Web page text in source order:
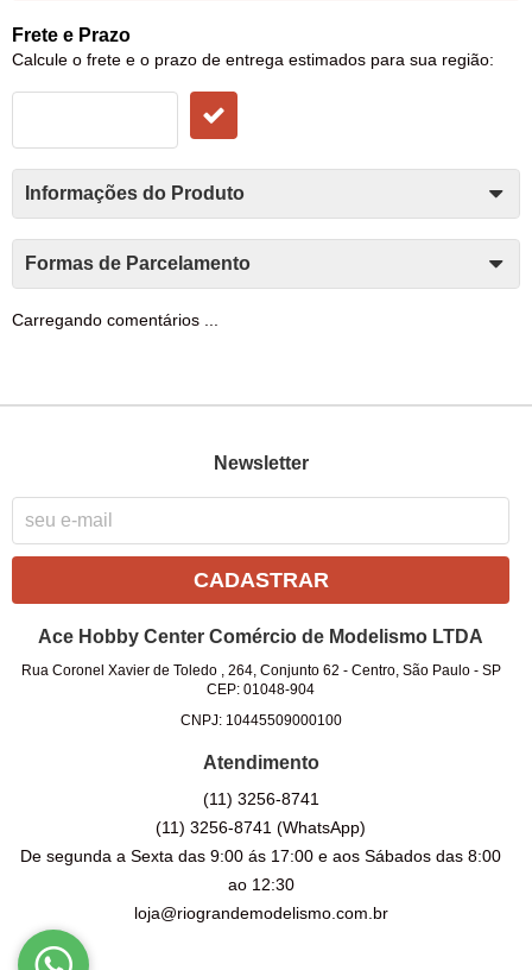
Frete e Prazo
Calcule o frete e o prazo de entrega estimados para sua região:
Informações do Produto
Formas de Parcelamento
Carregando comentários ...
Newsletter
CADASTRAR
Ace Hobby Center Comércio de Modelismo LTDA
Rua Coronel Xavier de Toledo , 264, Conjunto 62 - Centro, São Paulo- SP
CEP: 01048-904
CNPJ: 10445509000100
Atendimento
(11) 3256-8741
(11) 3256-8741(WhatsApp)
De segunda a Sexta das 9:00 ás 17:00 e aos Sábados das 8:00
ao 12:30
loja@riograndemodelismo.com.br